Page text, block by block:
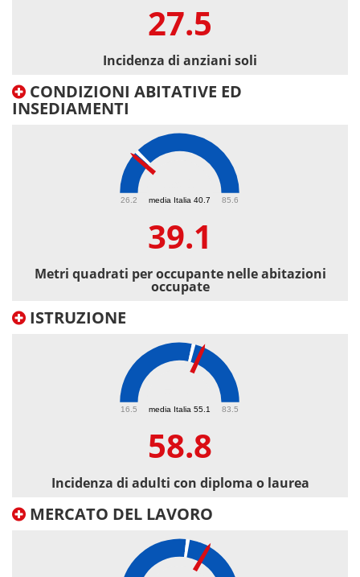
27.5
Incidenza di anziani soli
CONDIZIONI ABITATIVE ED
INSEDIAMENTI
media Italia 40.7
26.2 85.6
39.1
Metri quadrati per occupante nelle abitazioni
occupate
ISTRUZIONE
media Italia 55.1
16.5 83.5
58.8
Incidenza di adulti con diploma o laurea
MERCATO DEL LAVORO